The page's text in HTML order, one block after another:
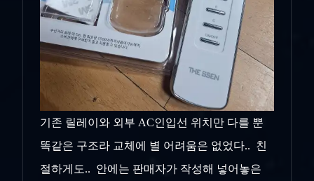
기존 릴레이와 외부 AC인입선 위치만 다를 뿐
똑같은 구조라 교체에 별 어려움은 없었다.. 친
절하게도.. 안에는 판매자가 작성해 넣어놓은